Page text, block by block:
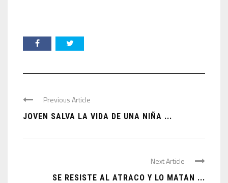
Previous Article
JOVEN SALVA LA VIDA DE UNA NIÑA ...
Next Article
SE RESISTE AL ATRACO Y LO MATAN ...